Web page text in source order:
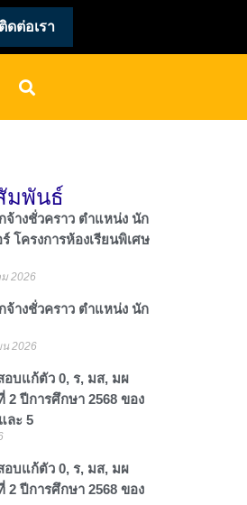
ติดต่อเรา
มพันธ์
างชั่วคราว ตำแหน่ง นัก
โครงการห้องเรียนพิเศษ
2026
างชั่วคราว ตำแหน่ง นัก
2026
อบแก้ตัว 0, ร, มส, มผ
2 ปีการศึกษา 2568 ของ
ละ 5
อบแก้ตัว 0, ร, มส, มผ
2 ปีการศึกษา 2568 ของ